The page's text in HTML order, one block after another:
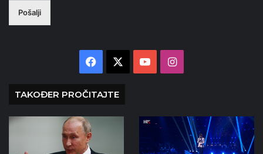
Pošalji
Facebook YouTubeInstagram
TAKOĐER PROČITAJTE